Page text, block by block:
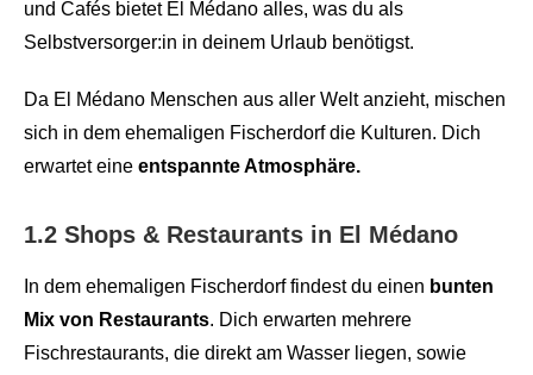
und Cafés bietet El Médano alles, was du als
Selbstversorger:in in deinem Urlaub benötigst.
Da El Médano Menschen aus aller Welt anzieht, mischen
sich in dem ehemaligen Fischerdorf die Kulturen. Dich
erwartet eine entspannte Atmosphäre.
1.2 Shops & Restaurants in El Médano
In dem ehemaligen Fischerdorf findest du einen bunten
Mix von Restaurants. Dich erwarten mehrere
Fischrestaurants, die direkt am Wasser liegen, sowie